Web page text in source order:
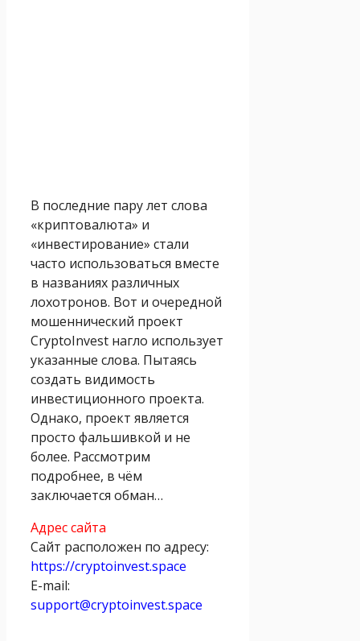
В последние пару лет слова
«криптовалюта» и
«инвестирование» стали
часто использоваться вместе
в названиях различных
лохотронов. Вот и очередной
мошеннический проект
CryptoInvest нагло использует
указанные слова. Пытаясь
создать видимость
инвестиционного проекта.
Однако, проект является
просто фальшивкой и не
более. Рассмотрим
подробнее, в чём
заключается обман…
Адрес сайта
Сайт расположен по адресу:
https://cryptoinvest.space
E-mail:
support@cryptoinvest.space